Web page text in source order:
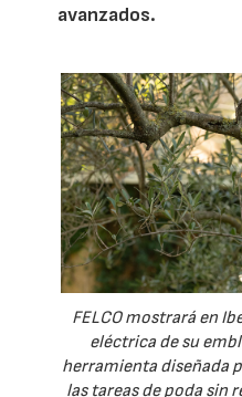
avanzados.
FELCO mostrará en
eléctrica de su
herramienta diseñada
las tareas de poda sin